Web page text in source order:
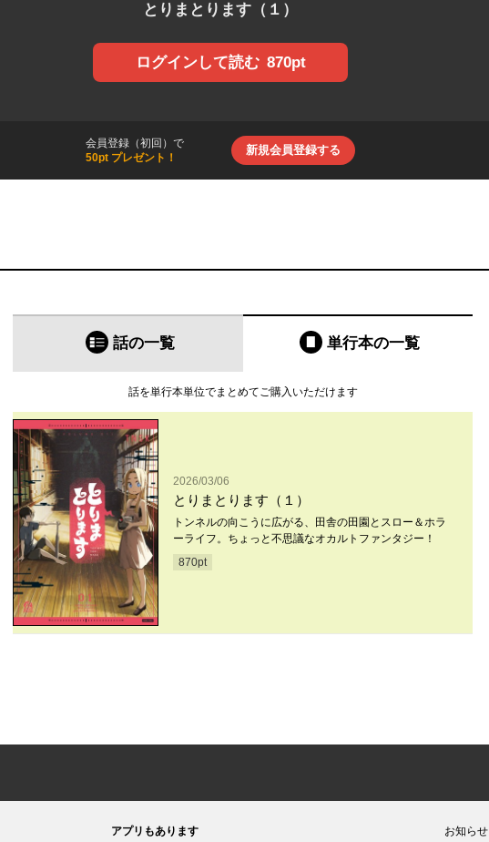
とりまとります（１）
ログインして読む 870pt
会員登録（初回）で
50pt プレゼント！
新規会員登録する
話の一覧 単行本の一覧
話を単行本単位でまとめてご購入いただけます
2026/03/06
とりまとります（１）
トンネルの向こうに広がる、田舎の田園とスロー＆ホラ
ーライフ。ちょっと不思議なオカルトファンタジー！
870pt
アプリもあります お知らせ